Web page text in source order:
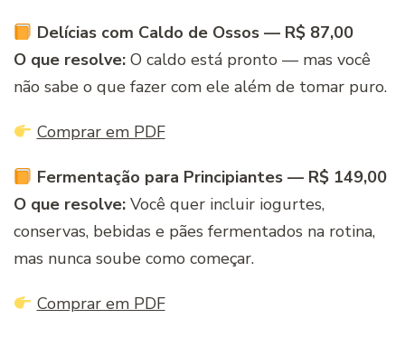
Delícias com Caldo de Ossos — R$ 87,00
O que resolve: O caldo está pronto — mas você
não sabe o que fazer com ele além de tomar puro.
Comprar em PDF
Fermentação para Principiantes — R$ 149,00
O que resolve: Você quer incluir iogurtes,
conservas, bebidas e pães fermentados na rotina,
mas nunca soube como começar.
Comprar em PDF